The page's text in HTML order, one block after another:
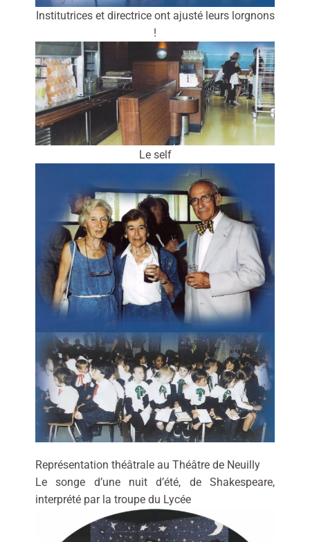
Institutrices et directrice ont ajusté leurs lorgnons
!
Le self
Représentation théâtrale au Théâtre de Neuilly
Le songe d’une nuit d’été, de Shakespeare,
interprété par la troupe du Lycée